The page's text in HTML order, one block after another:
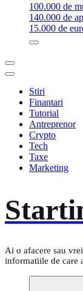
100.000 de
140.000 de
15.000 de
Stiri
Finantari
Tutorial
Antreprenor
Crypto
Tech
Taxe
Marketing
Ai o afacere sau
informatiile de care